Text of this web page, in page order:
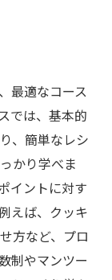
最適なコース
では、基本的
、簡単なレシ
かり学べま
イントに対す
えば、クッキ
方など、プロ
制やマンツー